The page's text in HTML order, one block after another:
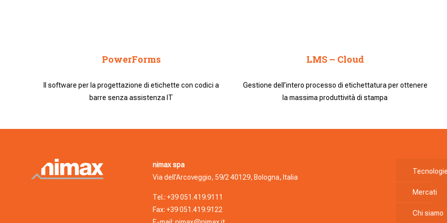
PowerForms
Il software per la progettazione di etichette con codici a
barre senza assistenza IT
LMS – Cloud
Gestione dell’intero processo di etichettatura per ottenere
la massima produttività di stampa
nimax spa
Via dell’Arcoveggio, 59/2 40129, Bologna, Italia
Tel.: +39 051.419.9111
Fax: +39 051.419.9122
Mercati
Chi siamo